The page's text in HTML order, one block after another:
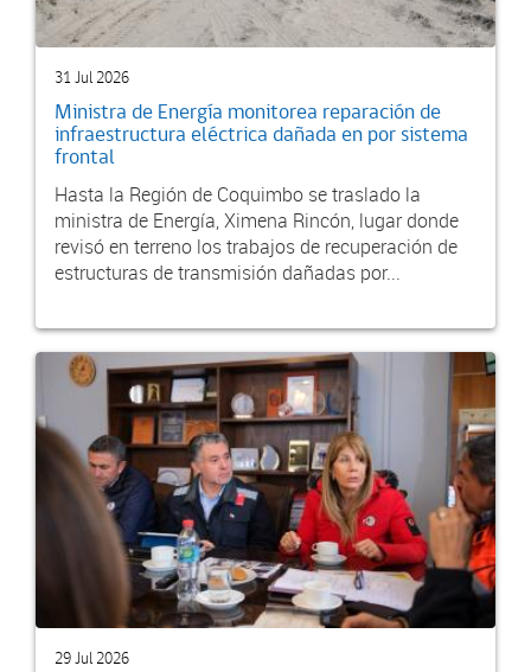
31 Jul 2026
Ministra de Energía monitorea reparación de
infraestructura eléctrica dañada en por sistema
frontal
Hasta la Región de Coquimbo se traslado la
ministra de Energía, Ximena Rincón, lugar donde
revisó en terreno los trabajos de recuperación de
estructuras de transmisión dañadas por...
29 Jul 2026